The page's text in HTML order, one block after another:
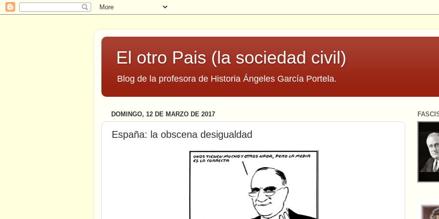
El otro Pais (la sociedad civil)
Blog de la profesora de Historia Ángeles García Portela.
DOMINGO, 12 DE MARZO DE 2017
España: la obscena desigualdad